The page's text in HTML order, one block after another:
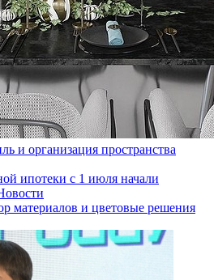
и организация пространства
ипотеки с 1 июля начали
материалов и цветовые решения